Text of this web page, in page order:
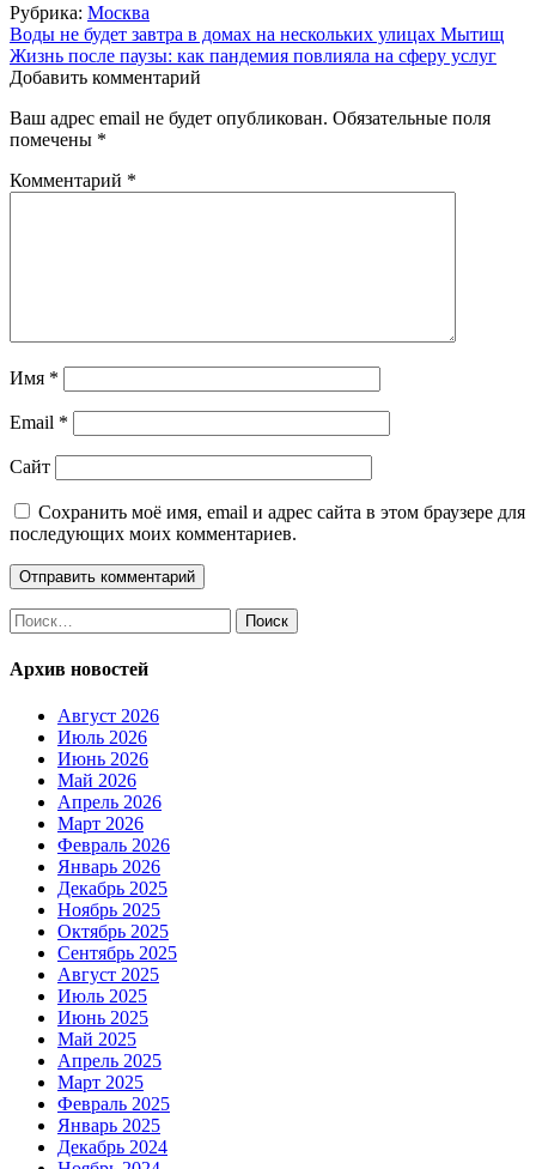
Рубрика: Москва
Навигация
по
Воды не будет завтра в домах на нескольких улицах Мытищ
Жизнь после паузы: как пандемия повлияла на сферу услуг
Добавить комментарий
Ваш адрес email не будет опубликован. Обязательные поля
помечены *
Комментарий *
Имя *
Email *
Сайт
Сохранить моё имя, email и адрес сайта в этом браузере для
последующих моих комментариев.
Найти:
Архив новостей
Август 2026
Июль 2026
Июнь 2026
Май 2026
Апрель 2026
Март 2026
Февраль 2026
Январь 2026
Декабрь 2025
Ноябрь 2025
Октябрь 2025
Сентябрь 2025
Август 2025
Июль 2025
Июнь 2025
Май 2025
Апрель 2025
Март 2025
Февраль 2025
Январь 2025
Декабрь 2024